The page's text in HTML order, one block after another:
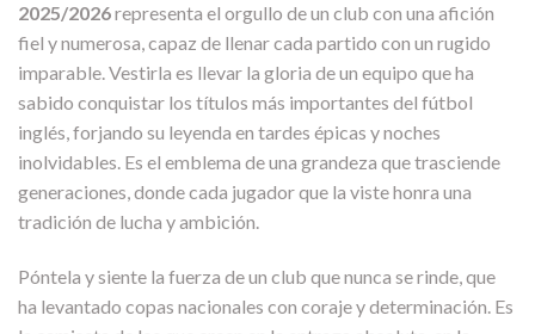
2025/2026representa el orgullo de un club con una afición
fiel y numerosa, capaz de llenar cada partido con un rugido
imparable. Vestirla es llevar la gloria de un equipo que ha
sabido conquistar los títulos más importantes del fútbol
inglés, forjando su leyenda en tardes épicas y noches
inolvidables. Es el emblema de una grandeza que trasciende
generaciones, donde cada jugador que la viste honra una
tradición de lucha y ambición.
Póntela y siente la fuerza de un club que nunca se rinde, que
ha levantado copas nacionales con coraje y determinación. Es